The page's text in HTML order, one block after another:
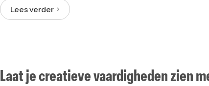
Lees verder
Laat je creatieve vaardigheden zien